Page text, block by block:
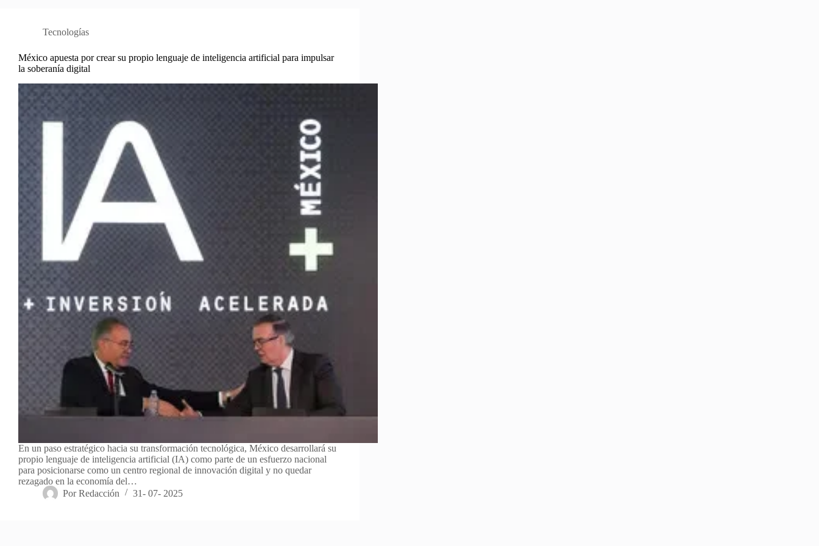
Tecnologías
México apuesta por crear su propio lenguaje de inteligencia artificial para impulsar
la soberanía digital
En un paso estratégico hacia su transformación tecnológica, México desarrollará su
propio lenguaje de inteligencia artificial (IA) como parte de un esfuerzo nacional
para posicionarse como un centro regional de innovación digital y no quedar
rezagado en la economía del…
Por Redacción 31- 07- 2025